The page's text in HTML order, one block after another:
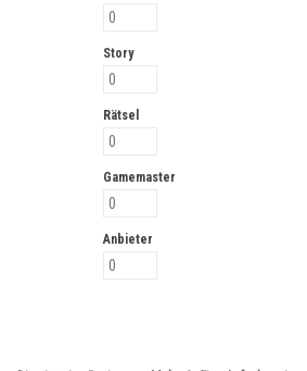
Story
Rätsel
Gamemaster
Anbieter